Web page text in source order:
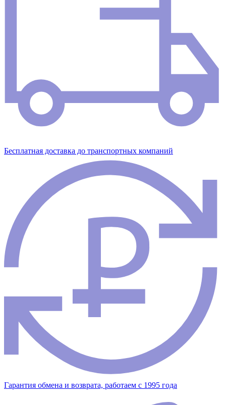
Бесплатная доставка до транспортных компаний
Гарантия обмена и возврата, работаем с 1995 года